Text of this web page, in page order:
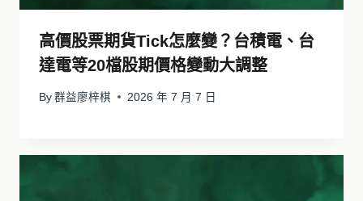
高價股票期貨Tick怎麼變？台積電、台
達電等20檔股期價格變動大調整
By 群益廖梓棋 2026 年 7 月 7 日